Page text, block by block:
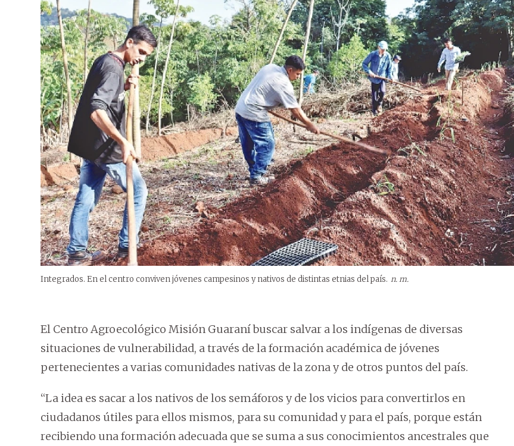
Integrados. En el centro conviven jóvenes campesinos y nativos de distintas etnias del país. n. m.
El Centro Agroecológico Misión Guaraní buscar salvar a los indígenas de diversas
situaciones de vulnerabilidad, a través de la formación académica de jóvenes
pertenecientes a varias comunidades nativas de la zona y de otros puntos del país.
“La idea es sacar a los nativos de los semáforos y de los vicios para convertirlos en
ciudadanos útiles para ellos mismos, para su comunidad y para el país, porque están
recibiendo una formación adecuada que se suma a sus conocimientos ancestrales que